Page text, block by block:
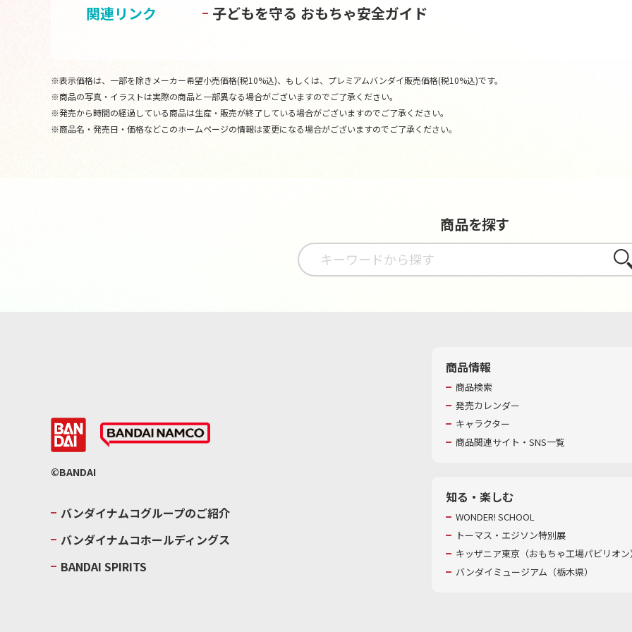
関連リンク 子どもを守る おもちゃ安全ガイド
※表示価格は、一部を除きメーカー希望小売価格(税10%込)、もしくは、プレミアムバンダイ販売価格(税10%込)です。
※商品の写真・イラストは実際の商品と一部異なる場合がございますのでご了承ください。
※発売から時間の経過している商品は生産・販売が終了している場合がございますのでご了承ください。
※商品名・発売日・価格などこのホームページの情報は変更になる場合がございますのでご了承ください。
商品を探す
さが
©BANDAI
バンダイナムコグループのご紹介
バンダイナムコホールディングス
BANDAI SPIRITS
商品情報
商品検索
発売カレンダー
キャラクター
商品関連サイト・SNS一覧
知る・楽しむ
WONDER! SCHOOL
トーマス・エジソン特別展
キッザニア東京（おもちゃ工場パビリオ
バンダイミュージアム（栃木県）